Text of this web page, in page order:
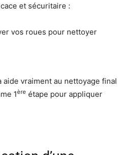
et sécuritaire :
vos roues pour nettoyer
vraiment au nettoyage final
1ère étape pour appliquer